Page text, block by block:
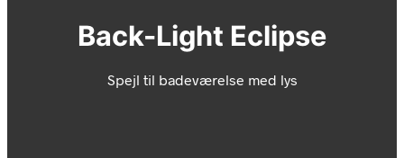
Back-Light Eclipse
Spejl til badeværelse med lys